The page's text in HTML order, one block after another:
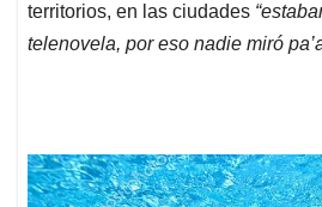
territorios, en las ciudades
telenovela, por eso nadie miró